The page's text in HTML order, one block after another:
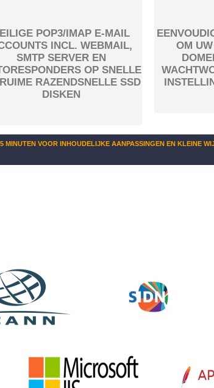
POP3/IMAP E-MAIL
INCL. WEBMAIL,
SMTP SERVER EN
OP SNELLE
RAZENDSNELLE SSD
DISKEN
OM
MINUTEN VOOR INHOUDELIJKE AANPASSINGEN EN KLEINE